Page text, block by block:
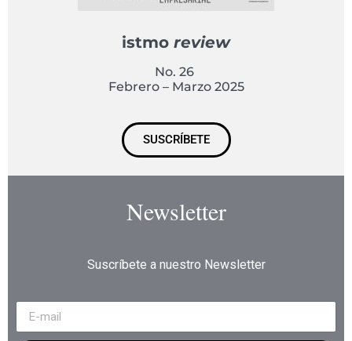
istmo review
No. 26
Febrero – Marzo 2025
SUSCRÍBETE
Newsletter
Suscríbete a nuestro Newsletter